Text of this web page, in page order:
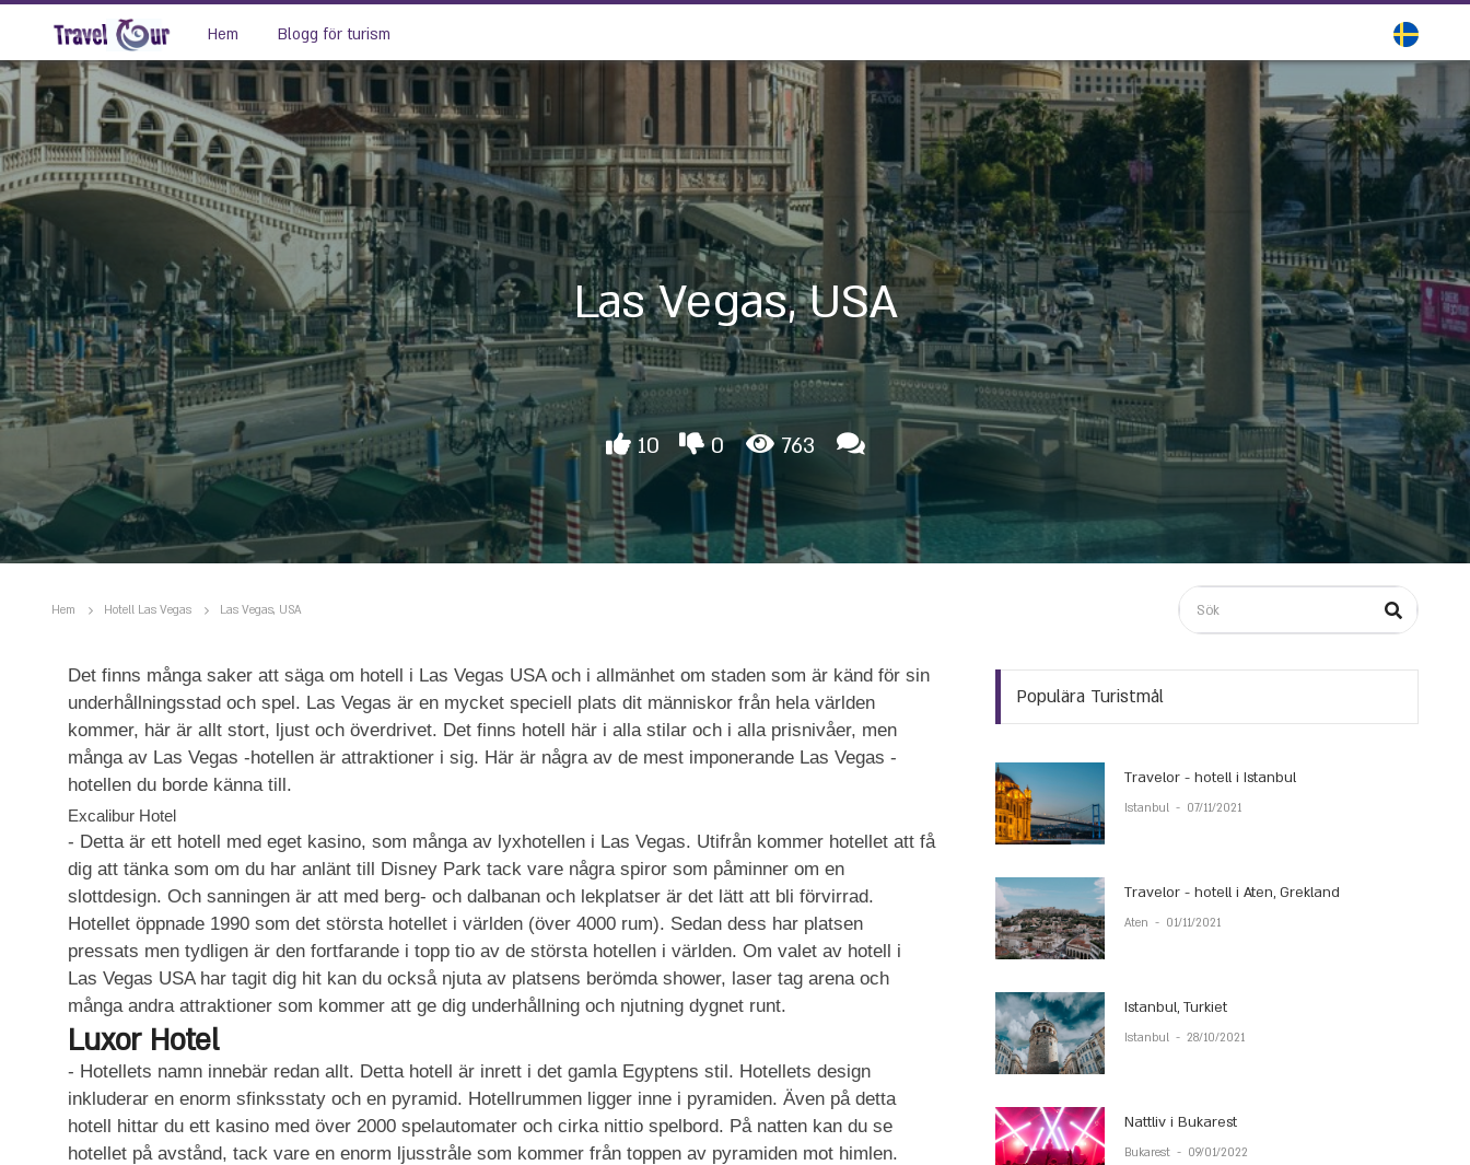
Hem Blogg för turism
Las Vegas, USA
10 0 763
Hem Hotell Las Vegas Las Vegas, USA
Det finns många saker att säga om hotell i Las Vegas USA och i allmänhet om staden som är känd för sin
underhållningsstad och spel. Las Vegas är en mycket speciell plats dit människor från hela världen
kommer, här är allt stort, ljust och överdrivet. Det finns hotell här i alla stilar och i alla prisnivåer, men
många av Las Vegas -hotellen är attraktioner i sig. Här är några av de mest imponerande Las Vegas -
hotellen du borde känna till.
Excalibur Hotel
- Detta är ett hotell med eget kasino, som många av lyxhotellen i Las Vegas. Utifrån kommer hotellet att få
dig att tänka som om du har anlänt till Disney Park tack vare några spiror som påminner om en
slottdesign. Och sanningen är att med berg- och dalbanan och lekplatser är det lätt att bli förvirrad.
Hotellet öppnade 1990 som det största hotellet i världen (över 4000 rum). Sedan dess har platsen
pressats men tydligen är den fortfarande i topp tio av de största hotellen i världen. Om valet av hotell i
Las Vegas USA har tagit dig hit kan du också njuta av platsens berömda shower, laser tag arena och
många andra attraktioner som kommer att ge dig underhållning och njutning dygnet runt.
Luxor Hotel
- Hotellets namn innebär redan allt. Detta hotell är inrett i det gamla Egyptens stil. Hotellets design
inkluderar en enorm sfinksstaty och en pyramid. Hotellrummen ligger inne i pyramiden. Även på detta
hotell hittar du ett kasino med över 2000 spelautomater och cirka nittio spelbord. På natten kan du se
hotellet på avstånd, tack vare en enorm ljusstråle som kommer från toppen av pyramiden mot himlen.
Populära Turistmål
Travelor - hotell i Istanbul
Istanbul - 07/11/2021
Travelor - hotell i Aten, Grekland
Aten - 01/11/2021
Istanbul, Turkiet
Istanbul - 28/10/2021
Nattliv i Bukarest
Bukarest - 09/01/2022